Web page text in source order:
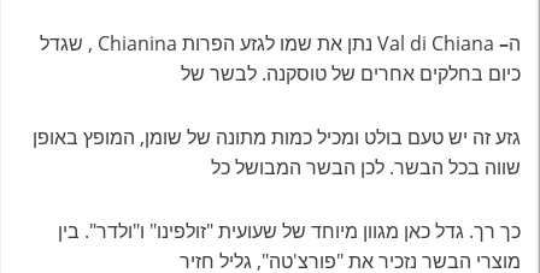
ה–
Val di Chiana נתן את שמו לגזע הפרות Chianina , שגדל
כיום בחלקים אחרים של טוסקנה. לבשר של
גזע זה יש טעם בולט ומכיל כמות מתונה של שומן, המופץ באופן
שווה בכל הבשר. לכן הבשר המבושל כל
כך רך. גדל כאן מגוון מיוחד של שעועית "זולפינו" ו"ולדר". בין
מוצרי הבשר נזכיר את "פורצ'טה", גליל חזיר